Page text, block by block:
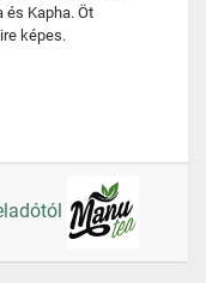
és Kapha. Öt
képes.